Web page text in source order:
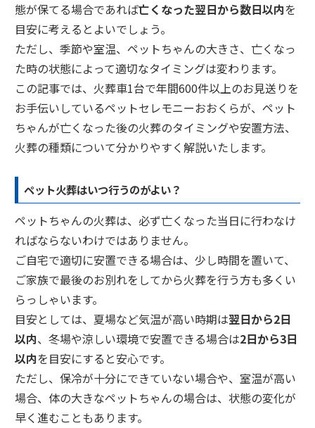
態が保てる場合であれば亡くなった翌日から数日以内を
目安に考えるとよいでしょう。
ただし、季節や室温、ペットちゃんの大きさ、亡くなっ
た時の状態によって適切なタイミングは変わります。
この記事では、火葬車1台で年間600件以上のお見送りを
お手伝いしているペットセレモニーおおくらが、ペット
ちゃんが亡くなった後の火葬のタイミングや安置方法、
火葬の種類について分かりやすく解説いたします。
ペット火葬はいつ行うのがよい？
ペットちゃんの火葬は、必ず亡くなった当日に行わなけ
ればならないわけではありません。
ご自宅で適切に安置できる場合は、少し時間を置いて、
ご家族で最後のお別れをしてから火葬を行う方も多くい
らっしゃいます。
目安としては、夏場など気温が高い時期は翌日から2日
以内、冬場や涼しい環境で安置できる場合は2日から3日
以内を目安にすると安心です。
ただし、保冷が十分にできていない場合や、室温が高い
場合、体の大きなペットちゃんの場合は、状態の変化が
早く進むこともあります。